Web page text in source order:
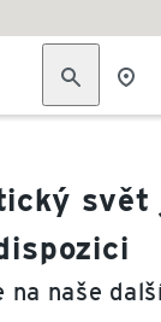
svět
na naše